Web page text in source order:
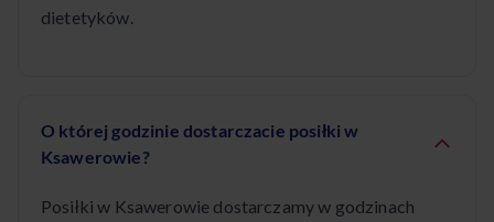
dietetyków.
O której godzinie dostarczacie posiłki w
Ksawerowie?
Posiłki w Ksawerowie dostarczamy w godzinach